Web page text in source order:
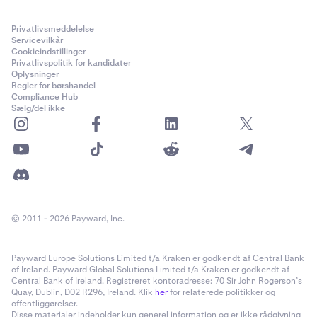
15.000.000 USD
1.000 USD
Class C (25x)
PI_SOLUSD
Solana (SOL)
1 USD
15.000.000 USD
Class C (25x)
Handelstider
24 timer/dag, 7 dage/uge, 365 dage/år (eksklusive
vedligeholdelse)
Gebyrer beregnes som en procentdel af den nominelle
for automatisk rollover eller finansieringsudbetalinger – disse
Kontraktudløb
De perpetual derivater er ikke-udløbende, hvilket betyder, at
PnL-afregningsmetode
Inverse derivater afregnes kontant i basisvaluta
Handelstider
24 timer/dag, 7 dage/uge, 365 dage/år (ekskl. vedligeholdelse)
ordreværdi for en matchet handel.
At holde en position indtil afregning vil resultere i et taker-gebyr.
Privatlivsmeddelelse
Servicevilkår
Cookieindstillinger
Privatlivspolitik for kandidater
Oplysninger
Regler for børshandel
Compliance Hub
Sælg/del ikke
© 2011 - 2026 Payward, Inc.
Payward Europe Solutions Limited t/a Kraken er godkendt af Central Bank
of Ireland. Payward Global Solutions Limited t/a Kraken er godkendt af
Central Bank of Ireland. Registreret kontoradresse: 70 Sir John Rogerson’s
Quay, Dublin, D02 R296, Ireland. Klik herfor relaterede politikker og
offentliggørelser.